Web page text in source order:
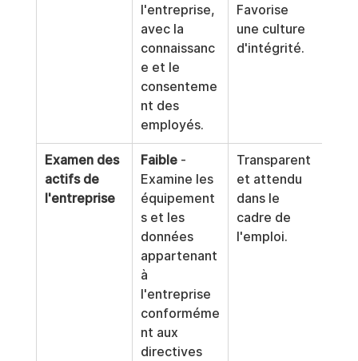
l'entreprise,
avec la
connaissanc
e et le
consenteme
nt des
employés.
Favorise
une culture
d'intégrité.
Examen des
actifs de
l'entreprise
Faible -
Examine les
équipement
s et les
données
appartenant
à
l'entreprise
conforméme
nt aux
directives
Transparent
et attendu
dans le
cadre de
l'emploi.